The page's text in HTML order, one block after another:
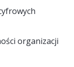
organizacji